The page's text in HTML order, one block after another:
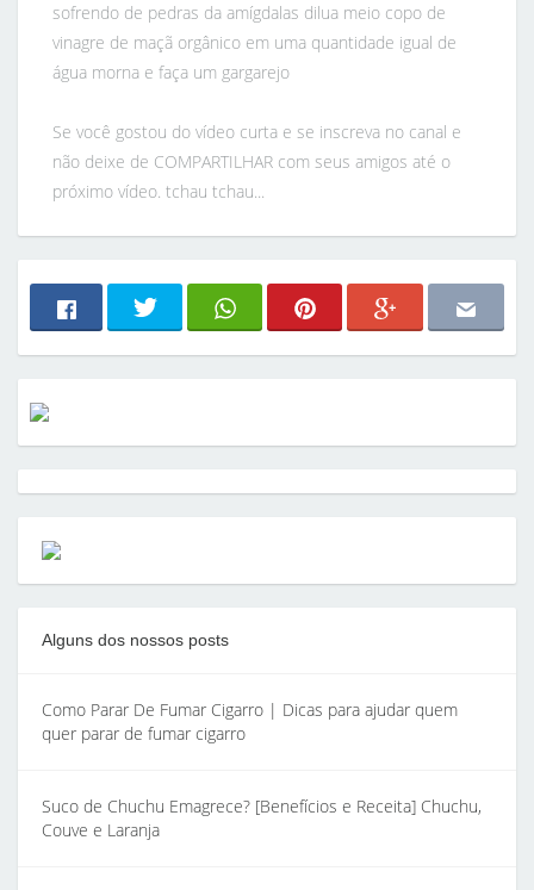
sofrendo de pedras da amígdalas dilua meio copo de
vinagre de maçã orgânico em uma quantidade igual de
água morna e faça um gargarejo
Se você gostou do vídeo curta e se inscreva no canal e
não deixe de COMPARTILHAR com seus amigos até o
próximo vídeo. tchau tchau...
Alguns dos nossos posts
Como Parar De Fumar Cigarro | Dicas para ajudar quem
quer parar de fumar cigarro
Suco de Chuchu Emagrece? [Benefícios e Receita] Chuchu,
Couve e Laranja